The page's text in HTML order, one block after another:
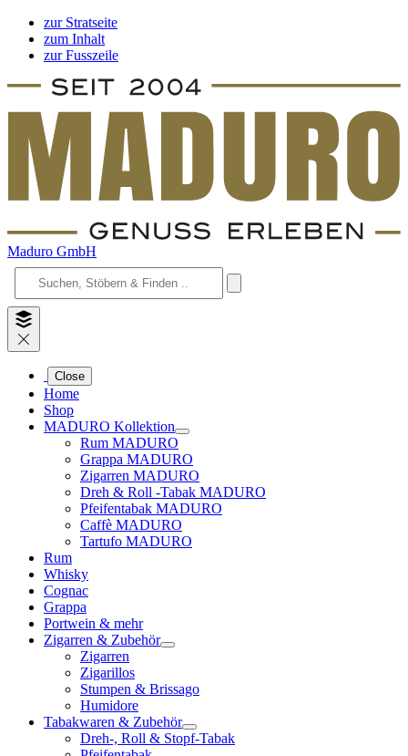
zur Stratseite
zum Inhalt
zur Fusszeile
Maduro GmbH
Close
Home
Shop
MADURO Kollektion
Rum MADURO
Grappa MADURO
Zigarren MADURO
Dreh & Roll -Tabak MADURO
Pfeifentabak MADURO
Caffè MADURO
Tartufo MADURO
Rum
Whisky
Cognac
Grappa
Portwein & mehr
Zigarren & Zubehör
Zigarren
Zigarillos
Stumpen & Brissago
Humidore
Tabakwaren & Zubehör
Dreh-, Roll & Stopf-Tabak